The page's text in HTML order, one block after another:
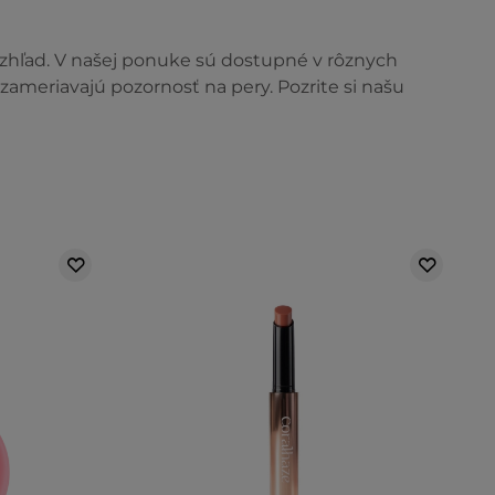
V našej ponuke sú dostupné v rôznych
pozornosť na pery. Pozrite si našu